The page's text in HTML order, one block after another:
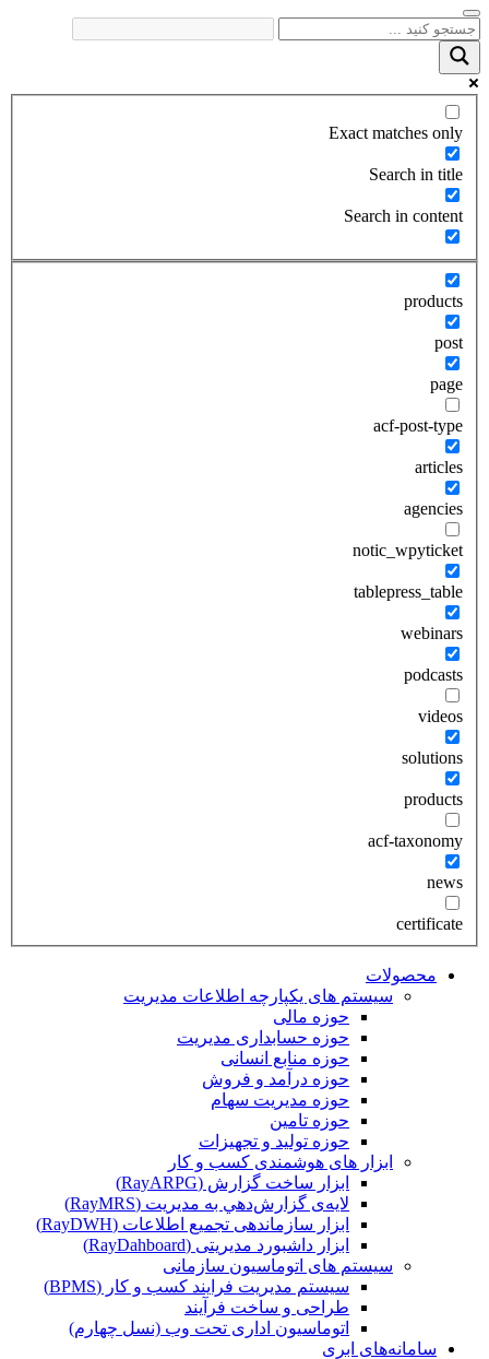
Exact matches only
Search in title
Search in content
products
post
page
acf-post-type
articles
agencies
notic_wpyticket
tablepress_table
webinars
podcasts
videos
solutions
products
acf-taxonomy
news
certificate
محصولات
سیستم های یکپارچه اطلاعات مدیریت
حوزه مالی
حوزه حسابداری مدیریت
حوزه منابع انسانی
حوزه درآمد و فروش
حوزه مدیریت سهام
حوزه تامین
حوزه تولید و تجهیزات
ابزار های هوشمندی کسب و کار
ابزار ساخت گزارش (RayARPG)
لایه‌ی گزارش‌دهي به مديريت (RayMRS)
ابزار سازماندهی تجمیع اطلاعات (RayDWH)
ابزار داشبورد مدیریتی (RayDahboard)
سیستم های اتوماسیون سازمانی
سیستم مدیریت فرایند کسب و کار (BPMS)
طراحی و ساخت فرآیند
اتوماسیون اداری تحت وب (نسل چهارم)
سامانه‌های ابری